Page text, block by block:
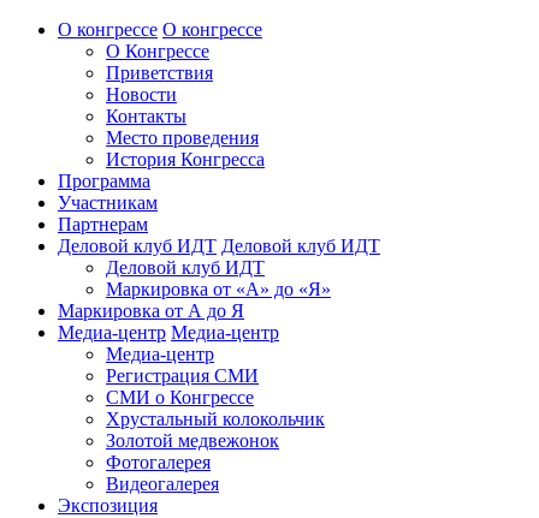
О конгрессе О конгрессе
О Конгрессе
Приветствия
Новости
Контакты
Место проведения
История Конгресса
Программа
Участникам
Партнерам
Деловой клуб ИДТ Деловой клуб ИДТ
Деловой клуб ИДТ
Маркировка от «А» до «Я»
Маркировка от А до Я
Медиа-центр Медиа-центр
Медиа-центр
Регистрация СМИ
СМИ о Конгрессе
Хрустальный колокольчик
Золотой медвежонок
Фотогалерея
Видеогалерея
Экспозиция